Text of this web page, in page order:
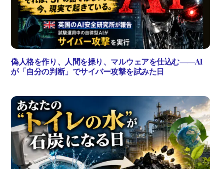
偽人格を作り、人間を操り、マルウェアを仕込む――AI
が「自分の判断」でサイバー攻撃を試みた日